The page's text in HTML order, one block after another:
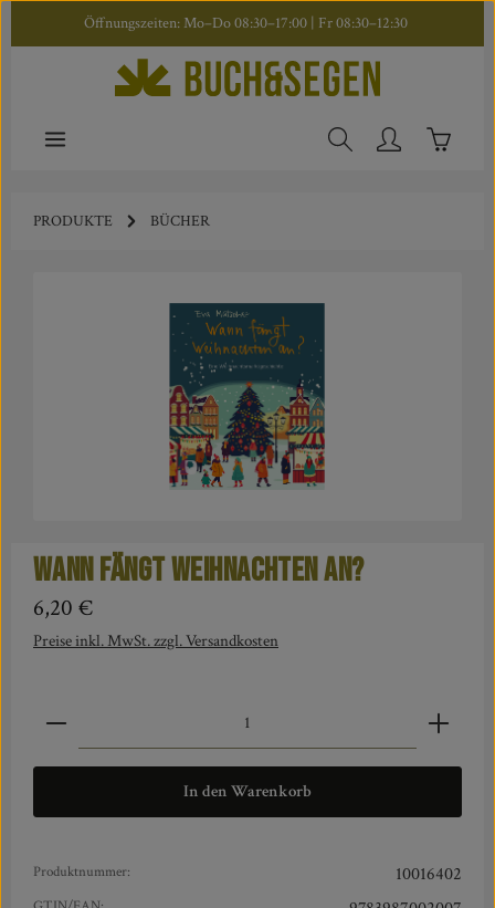
Zum Hauptinhalt springen
Öffnungszeiten: Mo–Do 08:30–17:00 | Fr 08:30–12:30
PRODUKTE BÜCHER
Wann fängt Weihnachten an?
Regulärer Preis:
6,20 €
Preise inkl. MwSt. zzgl. Versandkosten
Produkt Anzahl: Gib den gewünschten Wert ein oder
In den Warenkorb
Produktnummer: 10016402